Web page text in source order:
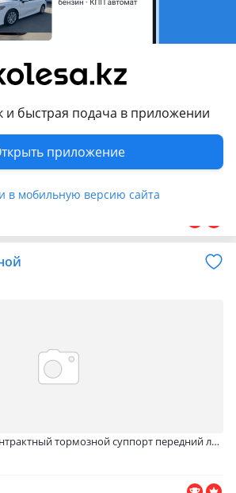
и быстрая подача в приложении
приложение
в мобильную версию сайта
2005 - 2007 J100 [2-й рестайлинг]
ЦАПФА 60.000 СОШКА 15.000 СУППОРТ 15.000 ДАТЧИК АБС 25.000 ТОРМОЗНОЙ ДИСК ПАРА 45.000 ХАБ 10.000 В ИДЕАЛЬНОМ СОСТОЯНИИ ПРИВОЗНОЙ ИЗ ЯПОНИИ ОТПРАВКА ДОСТАВКА ГАРАНТИЯ Передний тормозной диск на Лендкурузер 100 Лексус лх470 Хабы на Лендкурузер 100 Лексус лх470 Цапфа на Лендкурузер 100 Лексус лх470 Суппорт на Лендкурузер 100 Лексус лх470 Сошка на Лендкурузер 100 Лексус лх470 Крепления наконечника на Лендкурузер 100 Лексус лх470 Датчик абс на Лендкурузер 100 лх470
тормозной суппорт передний левый Toyota Prius 30